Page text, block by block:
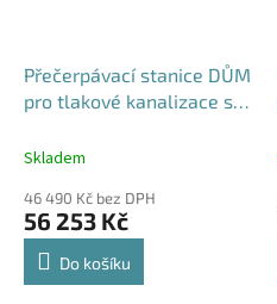
Přečerpávací stanice DŮM
pro tlakové kanalizace se
dvouplášťová - nádrž
Skladem
46 490 Kč bez DPH
56 253 Kč
Do košíku